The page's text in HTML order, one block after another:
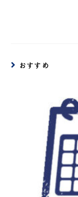
おすすめ